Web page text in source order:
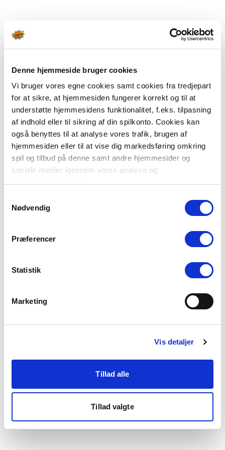
Denne hjemmeside bruger cookies
Vi bruger vores egne cookies samt cookies fra tredjepart
for at sikre, at hjemmesiden fungerer korrekt og til at
understøtte hjemmesidens funktionalitet, f.eks. tilpasning
af indhold eller til sikring af din spilkonto. Cookies kan
også benyttes til at analyse vores trafik, brugen af
hjemmesiden eller til at vise dig markedsføring omkring
spil og tilbud på denne samt andre hjemmesider og
sociale medier igennem vores analyse og
Du kan læse mere om vores brug af cookies under
"Detaljer" eller ved at klikke videre til vores Cookiepolitik,
Nødvendig
Præferencer
Statistik
Marketing
Vis detaljer
Tillad alle
Tillad valgte